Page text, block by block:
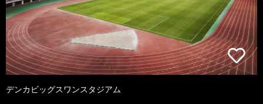
デンカビッグスワンスタジアム